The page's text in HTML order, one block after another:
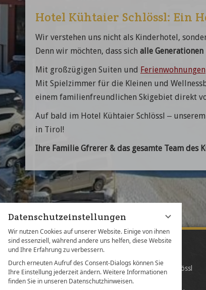
Datenschutzeinstellungen
Wir nutzen Cookies auf unserer Website. Einige von ihnen
sind essenziell, während andere uns helfen, diese Website
und Ihre Erfahrung zu verbessern.
Durch erneuten Aufruf des Consent-Dialogs können Sie
Ihre Einstellung jederzeit ändern. Weitere Informationen
finden Sie in unseren Datenschutzhinweisen.
Hotel Kühtaier Schlössl: Ein
Wir verstehen uns nicht als Kinderhotel,
Denn wir möchten, dass sich alle
Mit großzügigen Suiten und Ferienwohnungen
Mit Spielzimmer für die Kleinen und
einem familienfreundlichen Skigebiet direkt
Auf bald im Hotel Kühtaier Schlössl –
in Tirol!
Ihre Familie Gfrerer & das gesamte Team des
Kontakt
Apart Hotel Kühtaier Schlössl
Familie Florian GFRERER